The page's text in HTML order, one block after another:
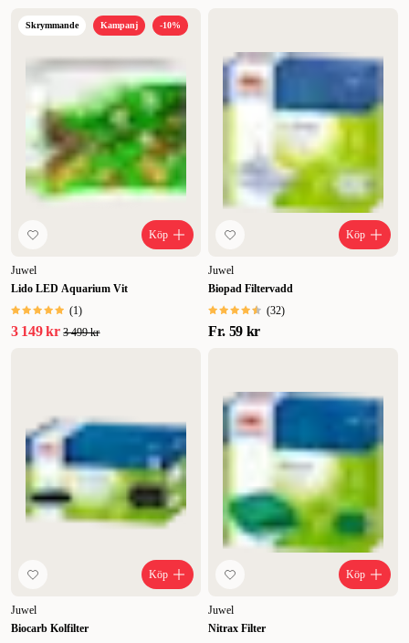
Skrymmande Kampanj -10%
Köp
Juwel
Lido LED Aquarium Vit
(1)
3 149 kr 3 499 kr
Köp
Juwel
Biopad Filtervadd
(32)
Fr. 59 kr
Köp
Juwel
Biocarb Kolfilter
Köp
Juwel
Nitrax Filter